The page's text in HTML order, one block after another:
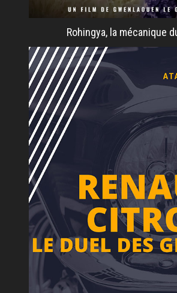
Rohingya, la mécanique